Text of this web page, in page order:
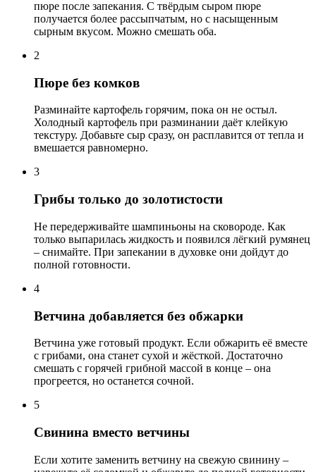
пюре после запекания. С твёрдым сыром пюре
получается более рассыпчатым, но с насыщенным
сырным вкусом. Можно смешать оба.
2
Пюре без комков
Разминайте картофель горячим, пока он не остыл.
Холодный картофель при разминании даёт клейкую
текстуру. Добавьте сыр сразу, он расплавится от тепла и
вмешается равномерно.
3
Грибы только до золотистости
Не передерживайте шампиньоны на сковороде. Как
только выпарилась жидкость и появился лёгкий румянец
– снимайте. При запекании в духовке они дойдут до
полной готовности.
4
Ветчина добавляется без обжарки
Ветчина уже готовый продукт. Если обжарить её вместе
с грибами, она станет сухой и жёсткой. Достаточно
смешать с горячей грибной массой в конце – она
прогреется, но останется сочной.
5
Свинина вместо ветчины
Если хотите заменить ветчину на свежую свинину –